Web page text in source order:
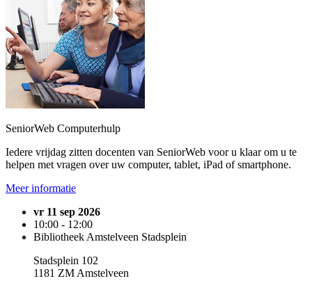
SeniorWeb Computerhulp
Iedere vrijdag zitten docenten van SeniorWeb voor u klaar om u te
helpen met vragen over uw computer, tablet, iPad of smartphone.
Meer informatie
vr 11 sep 2026
10:00 - 12:00
Bibliotheek Amstelveen Stadsplein
Stadsplein 102
1181 ZM Amstelveen